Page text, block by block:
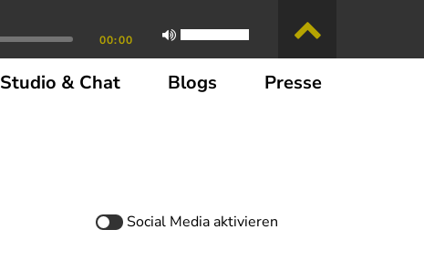
00:00
Studio & Chat Blogs Presse
Social Mediaaktivieren